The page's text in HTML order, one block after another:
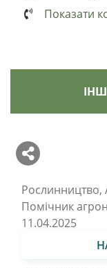
Показати
Рослинництво,
Помічник
11.04.2025